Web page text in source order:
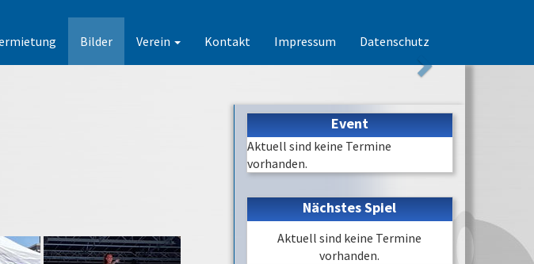
Bilder Verein Kontakt Impressum Datenschutz
Event
Aktuell sind keine Termine
vorhanden.
Nächstes Spiel
Aktuell sind keine Termine
vorhanden.